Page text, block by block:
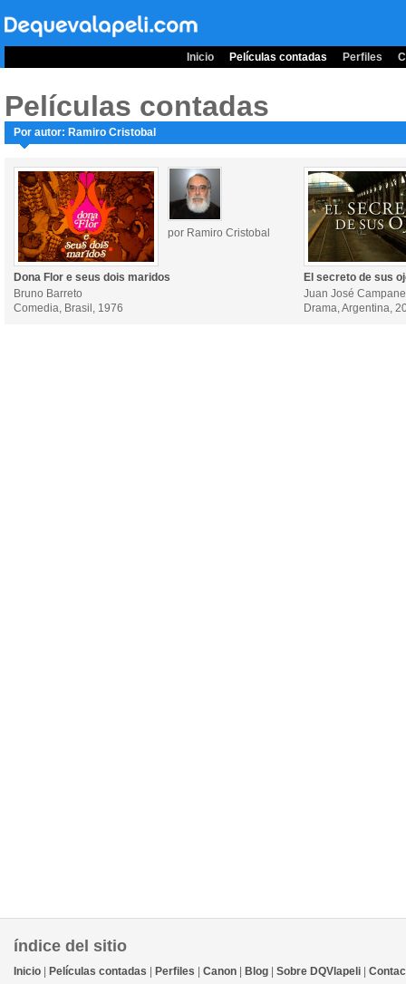
Inicio Películas contadas Perfiles
Películas contadas
Por autor: Ramiro Cristobal
por Ramiro Cristobal
Dona Flor e seus dois maridos
Bruno Barreto
Comedia, Brasil, 1976
El secreto de sus
Juan José
Drama, Argentina,
índice del sitio
Inicio Películas contadas Perfiles Canon Blog Sobre DQVlapeli